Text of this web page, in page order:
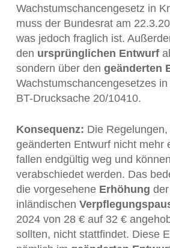
Wachstumschancengesetz in
muss der Bundesrat am
was jedoch fraglich ist.
den ursprünglichen Entwurf
sondern über den geänderten
Wachstumschancengesetzes
BT-Drucksache 20/10410.
Konsequenz: Die Regelungen,
geänderten Entwurf nicht mehr
fallen endgültig weg und
verabschiedet werden. Das
die vorgesehene Erhöhung
inländischen
2024 von 28 € auf 32 €
sollten, nicht stattfindet. Diese